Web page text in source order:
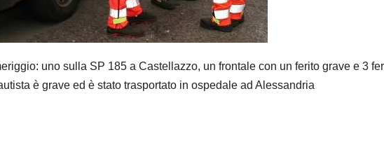
uno sulla SP 185 a Castellazzo, un frontale con un ferito grave e 3
è grave ed è stato trasportato in ospedale ad Alessandria